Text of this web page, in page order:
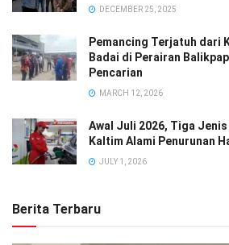
DECEMBER 25, 2025
Pemancing Terjatuh dari
Badai di Perairan
Pencarian
MARCH 12, 2026
Awal Juli 2026, Tiga
Kaltim Alami Penurunan
JULY 1, 2026
Berita Terbaru